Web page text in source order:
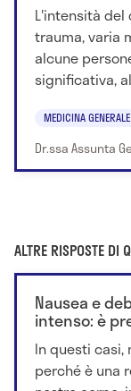
L'intensità
trauma, varia
alcune
significativa,
MEDICINA GENERALE
Dr.ssa Assunta
ALTRE RISPOSTE DI
Nausea e
intenso: è
In questi
perché è una